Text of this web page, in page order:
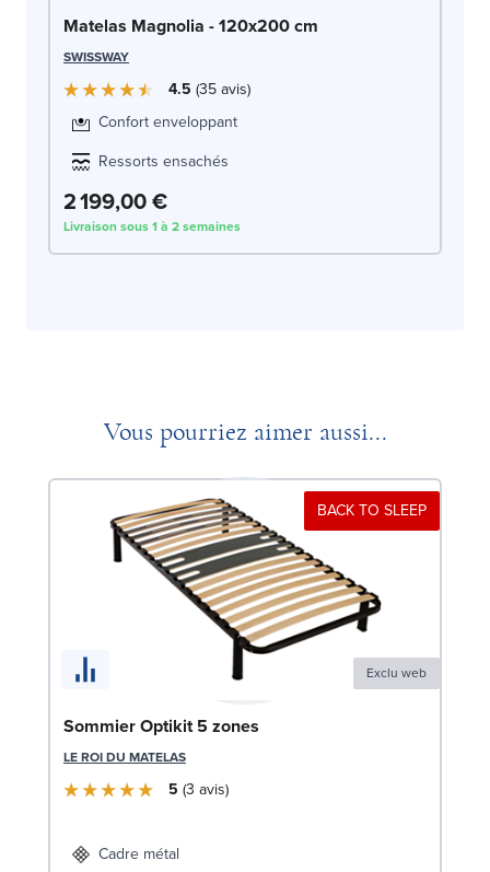
Matelas Magnolia - 120x200 cm
SWISSWAY
4.5 35avis
Confort enveloppant
Ressorts ensachés
2 199,00 €
Livraison sous 1 à 2 semaines
Vous pourriez aimer aussi...
BACK TO SLEEP
Exclu web
Sommier Optikit 5 zones
LE ROI DU MATELAS
5 3 avis
Cadre métal